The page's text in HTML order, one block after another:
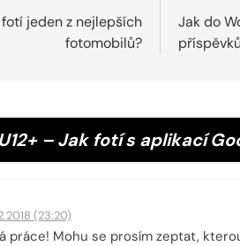
fotí jeden z nejlepších
fotomobilů?
Jak do
– Jak fotí s aplikací
(23:20)
práce! Mohu se prosím zeptat,